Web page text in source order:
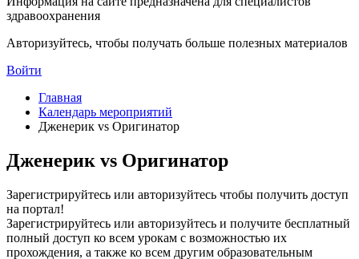
здравоохранения
Авторизуйтесь, чтобы получать больше полезных материалов
Войти
Главная
Календарь мероприятий
Дженерик vs Оригинатор
Дженерик vs Оригинатор
Зарегистрируйтесь или авторизуйтесь чтобы получить доступ
на портал!
Зарегистрируйтесь или авторизуйтесь и получите бесплатный
полный доступ ко всем урокам с возможностью их
прохождения, а также ко всем другим образовательным